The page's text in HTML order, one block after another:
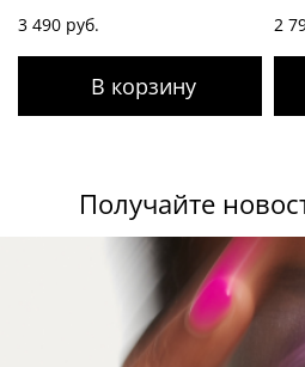
3 490 руб. 2
Получайте